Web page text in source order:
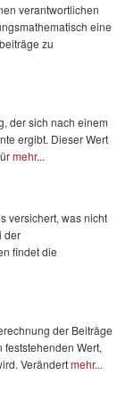
verantwortlichen
eine
zu
der sich nach einem
ergibt. Dieser Wert
mehr...
versichert, was nicht
der
findet die
der Beiträge
Wert,
Verändertmehr...